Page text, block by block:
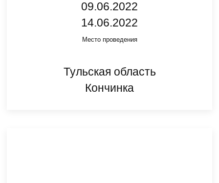
09.06.2022
14.06.2022
Место проведения
Тульская область
Кончинка